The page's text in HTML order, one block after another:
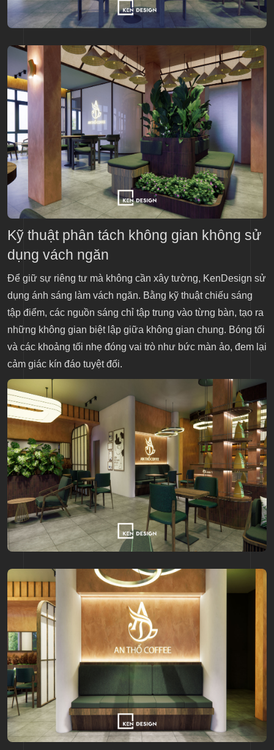
Kỹ thuật phân tách không gian không sử
dụng vách ngăn
Để giữ sự riêng tư mà không cần xây tường, KenDesign sử
dụng ánh sáng làm vách ngăn. Bằng kỹ thuật chiếu sáng
tập điểm, các nguồn sáng chỉ tập trung vào từng bàn, tạo ra
những không gian biệt lập giữa không gian chung. Bóng tối
và các khoảng tối nhẹ đóng vai trò như bức màn ảo, đem lại
cảm giác kín đáo tuyệt đối.